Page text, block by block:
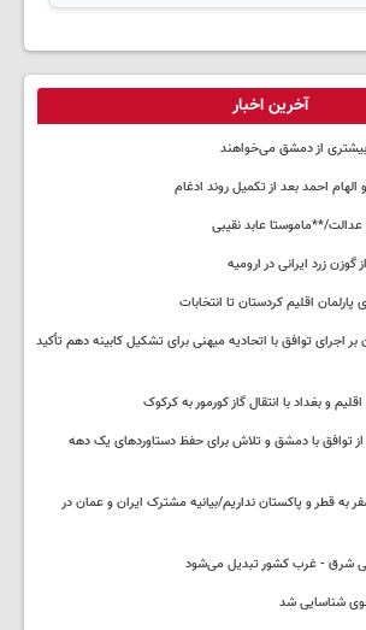
آخرین اخبار
بیشتری از دمشق می‌خواهند
الهام احمد بعد از تکمیل روند ادغام
**ماموستا عابد نقیبی
زرد ایرانی در ارومیه
پارلمان اقلیم کردستان تا انتخابات
اجرای توافق با اتحادیه میهنی برای تشکیل کابینه دهم تأکید
و بغداد با انتقال گاز کورمور به کرکوک
توافق با دمشق و تلاش برای حفظ دستاوردهای یک دهه
به قطر و پاکستان نداریم/بیانیه مشترک ایران و عمان در
شرق - غرب کشور تبدیل می‌شود
شناسایی شد